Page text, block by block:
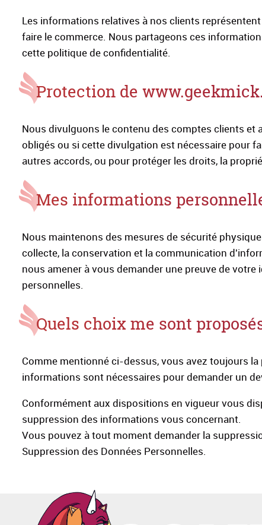
Les informations relatives à nos clients
faire le commerce. Nous partageons ces
cette politique de confidentialité.
Protection de
Nous divulguons le contenu des comptes clients
obligés ou si cette divulgation est nécessaire pour
autres accords, ou pour protéger les droits, la
Mes informations
Nous maintenons des mesures de sécurité
collecte, la conservation et la communication
nous amener à vous demander une preuve de
personnelles.
Quels choix me sont
Comme mentionné ci-dessus, vous avez toujours
informations sont nécessaires pour demander un
Conformément aux dispositions en vigueur vous
suppression des informations vous concernant.
Vous pouvez à tout moment demander la
Suppression des Données Personnelles.